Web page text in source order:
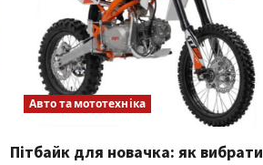
Авто та мототехніка
Пітбайк для новачка: як вибрати